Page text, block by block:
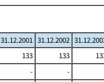
31.12.2001 31.12.2002
133 133
-
-